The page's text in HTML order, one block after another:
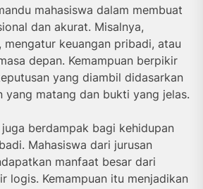
mahasiswa dalam membuat
dan akurat. Misalnya,
mengatur keuangan pribadi, atau
depan. Kemampuan berpikir
yang diambil didasarkan
yang matang dan bukti yang jelas.
berdampak bagi kehidupan
Mahasiswa dari jurusan
manfaat besar dari
logis. Kemampuan itu menjadikan